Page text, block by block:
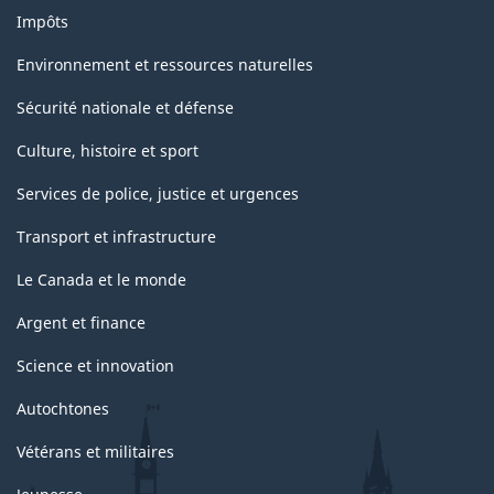
Impôts
Environnement et ressources naturelles
Sécurité nationale et défense
Culture, histoire et sport
Services de police, justice et urgences
Transport et infrastructure
Le Canada et le monde
Argent et finance
Science et innovation
Autochtones
Vétérans et militaires